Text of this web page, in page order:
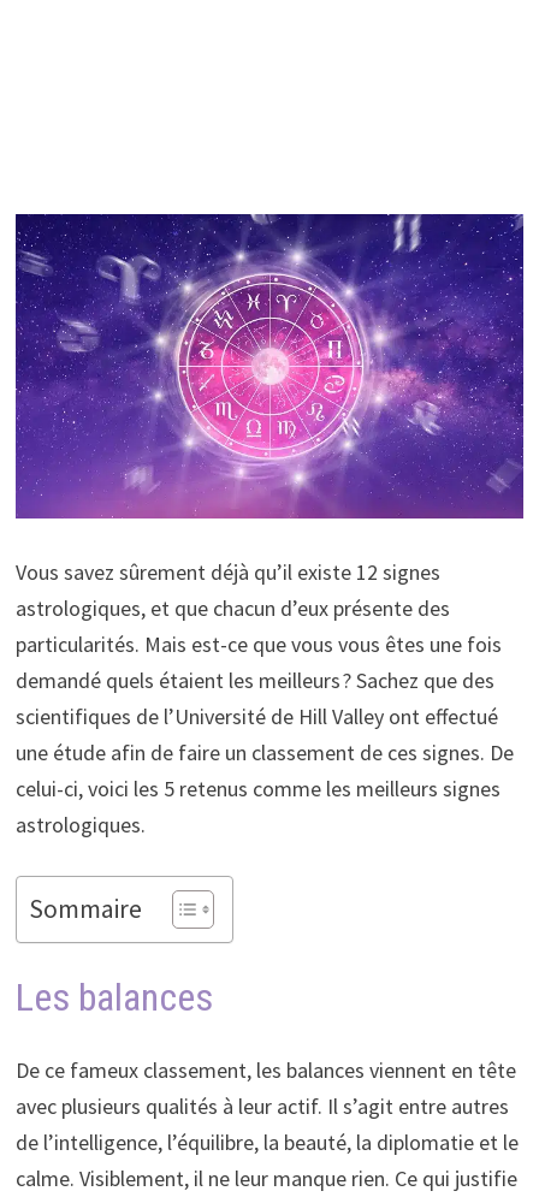
Vous savez sûrement déjà qu’il existe 12 signes
astrologiques, et que chacun d’eux présente des
particularités. Mais est-ce que vous vous êtes une fois
demandé quels étaient les meilleurs ? Sachez que des
scientifiques de l’Université de Hill Valley ont effectué
une étude afin de faire un classement de ces signes. De
celui-ci, voici les 5 retenus comme les meilleurs signes
astrologiques.
Sommaire
Les balances
De ce fameux classement, les balances viennent en tête
avec plusieurs qualités à leur actif. Il s’agit entre autres
de l’intelligence, l’équilibre, la beauté, la diplomatie et le
calme. Visiblement, il ne leur manque rien. Ce qui justifie